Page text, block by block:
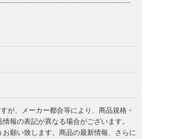
が、メーカー都合等により、商品規格・
報の表記が異なる場合がございます。
願い致します。商品の最新情報、さらに